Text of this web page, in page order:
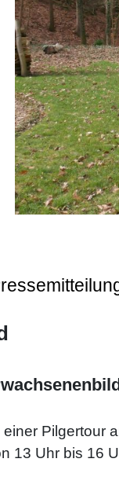
Pilgertour
13 Uhr bis 16